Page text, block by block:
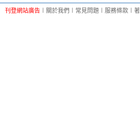
刊登網站廣告 關於我們 常見問題 服務條款